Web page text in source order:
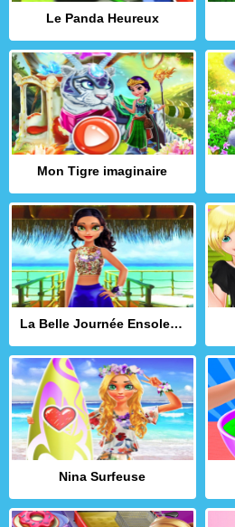
Le Panda Heureux
Mon Tigre imaginaire
La Belle Journée Ensoleillée de Nina
Nina Surfeuse